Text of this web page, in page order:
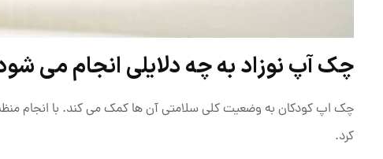
چک آپ نوزاد به چه دلایلی انجام می
چک اپ کودکان به وضعیت کلی سلامتی آن‌ ها کمک می‌ کند. با انجام منظم
کرد.